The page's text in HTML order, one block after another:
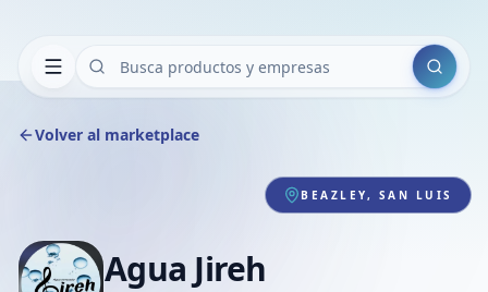
Buscar
Volver al marketplace
BEAZLEY, SAN LUIS
Agua Jireh